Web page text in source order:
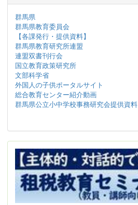
群馬県
群馬県教育委員会
【各課発行・提供資料】
群馬県教育研究所連盟
連盟双書刊行会
国立教育政策研究所
文部科学省
外国人の子供ポータルサイト
総合教育センター紹介動画
群馬県公立小中学校事務研究会提供資料